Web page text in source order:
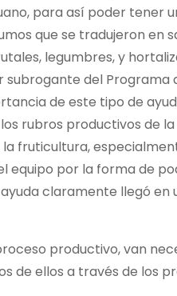
para así poder tener
que se tradujeron en
legumbres, y
subrogante del
de este tipo de
rubros productivos de
fruticultura,
equipo por la forma de
claramente llegó en
productivo, van
de ellos a través de los